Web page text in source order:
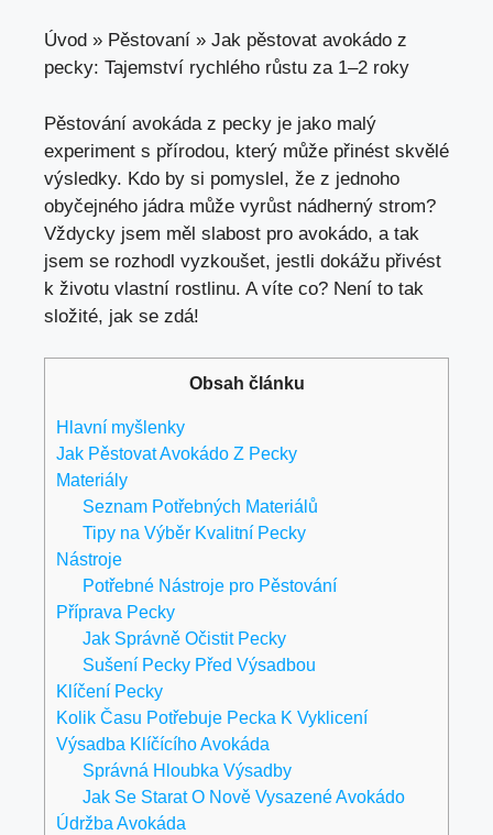
Úvod » Pěstovaní » Jak pěstovat avokádo z
pecky: Tajemství rychlého růstu za 1–2 roky
Pěstování avokáda z pecky je jako malý
experiment s přírodou, který může přinést skvělé
výsledky. Kdo by si pomyslel, že z jednoho
obyčejného jádra může vyrůst nádherný strom?
Vždycky jsem měl slabost pro avokádo, a tak
jsem se rozhodl vyzkoušet, jestli dokážu přivést
k životu vlastní rostlinu. A víte co? Není to tak
složité, jak se zdá!
Obsah článku
Hlavní myšlenky
Jak Pěstovat Avokádo Z Pecky
Materiály
Seznam Potřebných Materiálů
Tipy na Výběr Kvalitní Pecky
Nástroje
Potřebné Nástroje pro Pěstování
Příprava Pecky
Jak Správně Očistit Pecky
Sušení Pecky Před Výsadbou
Klíčení Pecky
Kolik Času Potřebuje Pecka K Vyklicení
Výsadba Klíčícího Avokáda
Správná Hloubka Výsadby
Jak Se Starat O Nově Vysazené Avokádo
Údržba Avokáda